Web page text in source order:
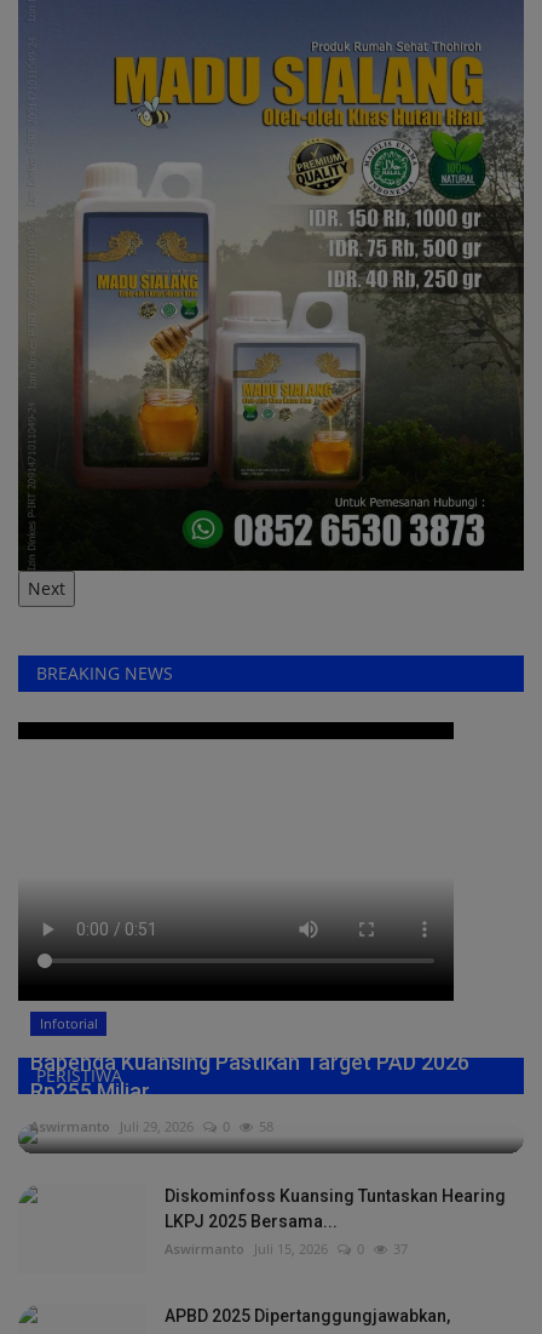
Next
BREAKING NEWS
PERISTIWA
Infotorial
Bapenda Kuansing Pastikan Target PAD 2026
Rp255 Miliar,...
Aswirmanto Juli 29, 2026 0 58
Diskominfoss Kuansing Tuntaskan Hearing
LKPJ 2025 Bersama...
Aswirmanto Juli 15, 2026 0 37
APBD 2025 Dipertanggungjawabkan,